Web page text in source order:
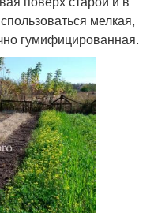
мелкая,
гумифицированная.